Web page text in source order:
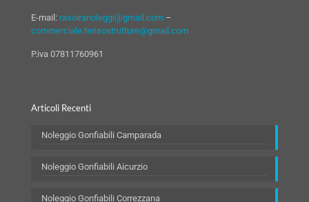
E-mail: rasoiranoleggi@gmail.com –
commerciale.tensostrutture@gmail.com
P.iva 07811760961
Articoli Recenti
Noleggio Gonfiabili Camparada
Noleggio Gonfiabili Aicurzio
Noleggio Gonfiabili Correzzana